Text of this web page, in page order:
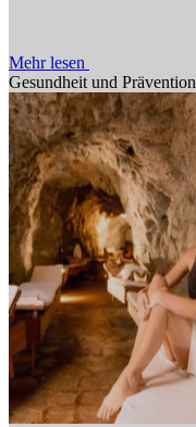
Mehr lesen
Gesundheit und Prävention